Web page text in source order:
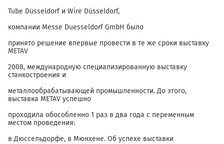
Tube Düsseldorf и Wire Düsseldorf,
компании Messe Duesseldorf GmbH было
принято решение впервые провести в те же сроки выставку
METAV
2008, международную специализированную выставку
станкостроения и
металлообрабатывающей промышленности. До этого,
выставка METAV успешно
проходила обособленно 1 раз в два года c переменным
местом проведения:
в Дюссельдорфе, в Мюнхене. Об успехе выставки